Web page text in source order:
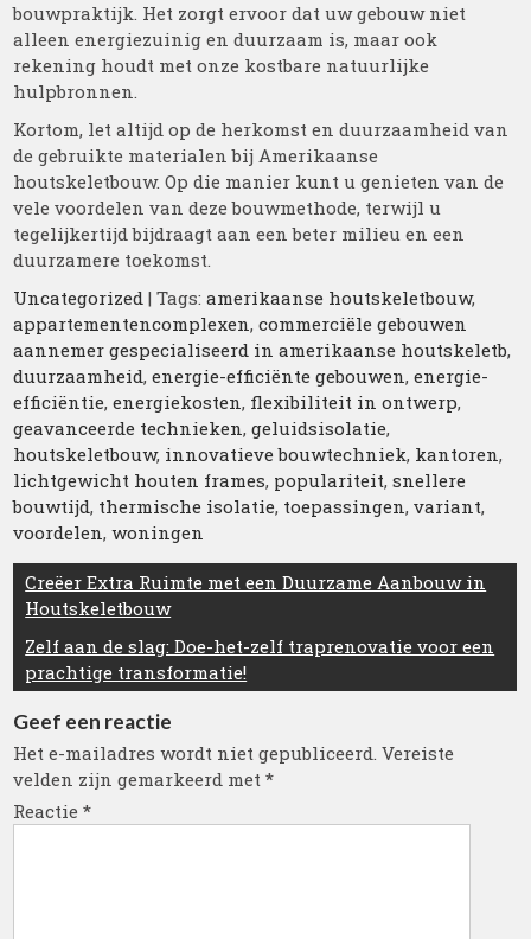
bouwpraktijk. Het zorgt ervoor dat uw gebouw niet
alleen energiezuinig en duurzaam is, maar ook
rekening houdt met onze kostbare natuurlijke
hulpbronnen.
Kortom, let altijd op de herkomst en duurzaamheid van
de gebruikte materialen bij Amerikaanse
houtskeletbouw. Op die manier kunt u genieten van de
vele voordelen van deze bouwmethode, terwijl u
tegelijkertijd bijdraagt aan een beter milieu en een
duurzamere toekomst.
Uncategorized | Tags:amerikaanse houtskeletbouw,
appartementencomplexen,commerciële gebouwen
aannemer gespecialiseerd in amerikaanse houtskeletb,
duurzaamheid,energie-efficiënte gebouwen,energie-
efficiëntie,energiekosten, flexibiliteit in ontwerp,
geavanceerde technieken,geluidsisolatie,
houtskeletbouw, innovatieve bouwtechniek, kantoren,
lichtgewicht houten frames, populariteit,snellere
bouwtijd, thermische isolatie, toepassingen,variant,
voordelen,woningen
Berichtnavigatie
Creëer Extra Ruimte met een Duurzame Aanbouw in
Houtskeletbouw
Zelf aan de slag: Doe-het-zelf traprenovatie voor een
prachtige transformatie!
Geef een reactie
Het e-mailadres wordt niet gepubliceerd. Vereiste
velden zijn gemarkeerd met*
Reactie*